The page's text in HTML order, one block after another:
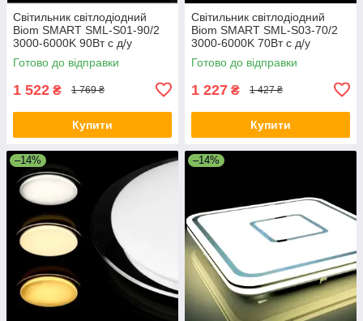
Світильник світлодіодний
Biom SMART SML-S01-90/2
3000-6000K 90Вт с д/у
Готово до відправки
1 522 ₴ 1 769 ₴
Купити
Світильник світлодіодний
Biom SMART SML-S03-70/2
3000-6000K 70Вт с д/у
Готово до відправки
1 227 ₴ 1 427 ₴
Купити
–14% –14%